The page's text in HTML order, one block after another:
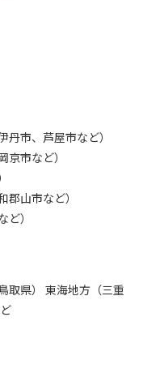
市、芦屋市など）
市など）
山市など）
）
取県） 東海地方（三重